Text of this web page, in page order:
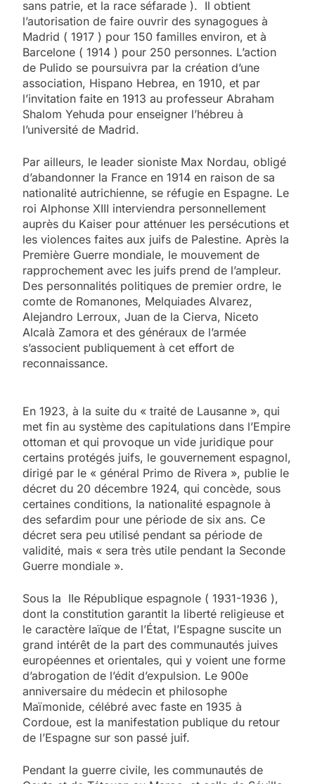
sans patrie, et la race séfarade ). Il obtient
l’autorisation de faire ouvrir des synagogues à
Madrid ( 1917 ) pour 150 familles environ, et à
Barcelone ( 1914 ) pour 250 personnes. L’action
de Pulido se poursuivra par la création d’une
association, Hispano Hebrea, en 1910, et par
l’invitation faite en 1913 au professeur Abraham
Shalom Yehuda pour enseigner l’hébreu à
l’université de Madrid.
Par ailleurs, le leader sioniste Max Nordau, obligé
d’abandonner la France en 1914 en raison de sa
nationalité autrichienne, se réfugie en Espagne. Le
roi Alphonse XIII interviendra personnellement
auprès du Kaiser pour atténuer les persécutions et
les violences faites aux juifs de Palestine. Après la
Première Guerre mondiale, le mouvement de
rapprochement avec les juifs prend de l’ampleur.
Des personnalités politiques de premier ordre, le
comte de Romanones, Melquiades Alvarez,
Alejandro Lerroux, Juan de la Cierva, Niceto
Alcalà Zamora et des généraux de l’armée
s’associent publiquement à cet effort de
reconnaissance.
En 1923, à la suite du « traité de Lausanne », qui
met fin au système des capitulations dans l’Empire
ottoman et qui provoque un vide juridique pour
certains protégés juifs, le gouvernement espagnol,
dirigé par le « général Primo de Rivera », publie le
décret du 20 décembre 1924, qui concède, sous
certaines conditions, la nationalité espagnole à
des sefardim pour une période de six ans. Ce
décret sera peu utilisé pendant sa période de
validité, mais « sera très utile pendant la Seconde
Guerre mondiale ».
Sous la IIe République espagnole ( 1931-1936 ),
dont la constitution garantit la liberté religieuse et
le caractère laïque de l’État, l’Espagne suscite un
grand intérêt de la part des communautés juives
européennes et orientales, qui y voient une forme
d’abrogation de l’édit d’expulsion. Le 900e
anniversaire du médecin et philosophe
Maïmonide, célébré avec faste en 1935 à
Cordoue, est la manifestation publique du retour
de l’Espagne sur son passé juif.
Pendant la guerre civile, les communautés de